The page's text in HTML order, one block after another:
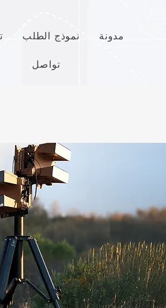
نموذج الطلب مدونة
تواصل